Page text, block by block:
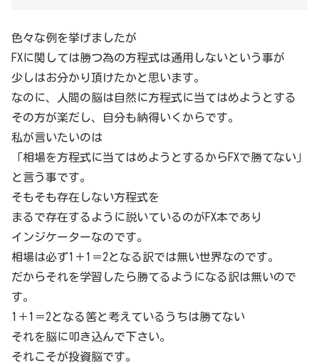
色々な例を挙げましたが
FXに関しては勝つ為の方程式は通用しないという事が
少しはお分かり頂けたかと思います。
なのに、人間の脳は自然に方程式に当てはめようとする
その方が楽だし、自分も納得いくからです。
私が言いたいのは
「相場を方程式に当てはめようとするからFXで勝てない」
と言う事です。
そもそも存在しない方程式を
まるで存在するように説いているのがFX本であり
インジケーターなのです。
相場は必ず1＋1＝2となる訳では無い世界なのです。
だからそれを学習したら勝てるようになる訳は無いので
す。
1＋1＝2となる筈と考えているうちは勝てない
それを脳に叩き込んで下さい。
それこそが投資脳です。